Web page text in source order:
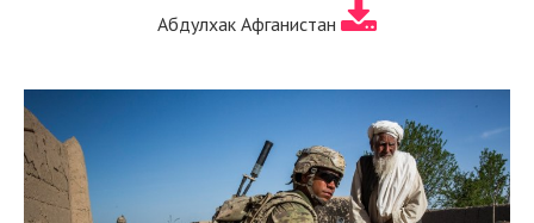
Абдулхак Афганистан